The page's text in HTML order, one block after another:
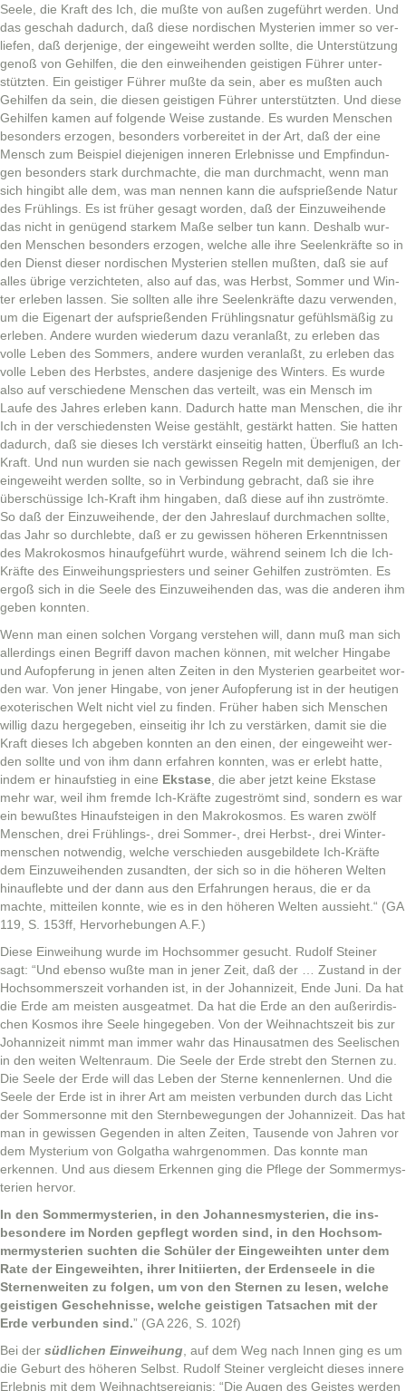
Seele, die Kraft des Ich, die mußte von außen zuge­führt wer­den. Und
das geschah dadurch, daß diese nordis­chen Mys­te­rien immer so ver­
liefen, daß der­jenige, der eingewei­ht wer­den sollte, die Unter­stützung
genoß von Gehil­fen, die den ein­wei­hen­den geisti­gen Führer unter­
stützten. Ein geistiger Führer mußte da sein, aber es mußten auch
Gehil­fen da sein, die diesen geisti­gen Führer unter­stützten. Und diese
Gehil­fen kamen auf fol­gende Weise zus­tande. Es wur­den Men­schen
beson­ders erzo­gen, beson­ders vor­bere­it­et in der Art, daß der eine
Men­sch zum Beispiel diejeni­gen inneren Erleb­nisse und Empfind­un­
gen beson­ders stark durch­machte, die man durch­macht, wenn man
sich hin­gibt alle dem, was man nen­nen kann die auf­s­prießende Natur
des Früh­lings. Es ist früher gesagt wor­den, daß der Einzuwei­hende
das nicht in genü­gend starkem Maße sel­ber tun kann. Deshalb wur­
den Men­schen beson­ders erzo­gen, welche alle ihre See­lenkräfte so in
den Dienst dieser nordis­chen Mys­te­rien stellen mußten, daß sie auf
alles übrige verzichteten, also auf das, was Herb­st, Som­mer und Win­
ter erleben lassen. Sie soll­ten alle ihre See­lenkräfte dazu ver­wen­den,
um die Eige­nart der auf­s­prießen­den Früh­lingsnatur gefühlsmäßig zu
erleben. Andere wur­den wiederum dazu ver­an­laßt, zu erleben das
volle Leben des Som­mers, andere wur­den ver­an­laßt, zu erleben das
volle Leben des Herb­stes, andere das­jenige des Win­ters. Es wurde
also auf ver­schiedene Men­schen das verteilt, was ein Men­sch im
Laufe des Jahres erleben kann. Dadurch hat­te man Men­schen, die ihr
Ich in der ver­schieden­sten Weise gestählt, gestärkt hat­ten. Sie hat­ten
dadurch, daß sie dieses Ich ver­stärkt ein­seit­ig hat­ten, Über­fluß an Ich-
Kraft. Und nun wur­den sie nach gewis­sen Regeln mit dem­jeni­gen, der
eingewei­ht wer­den sollte, so in Verbindung gebracht, daß sie ihre
über­schüs­sige Ich-Kraft ihm hingaben, daß diese auf ihn zus­trömte.
So daß der Einzuwei­hende, der den Jahres­lauf durch­machen sollte,
das Jahr so durch­lebte, daß er zu gewis­sen höheren Erken­nt­nis­sen
des Makrokos­mos hin­aufge­führt wurde, während seinem Ich die Ich-
Kräfte des Ein­wei­hung­s­priesters und sein­er Gehil­fen zus­trömten. Es
ergoß sich in die Seele des Einzuwei­hen­den das, was die anderen ihm
geben konnten.
Wenn man einen solchen Vor­gang ver­ste­hen will, dann muß man sich
allerd­ings einen Begriff davon machen kön­nen, mit welch­er Hingabe
und Aufopfer­ung in jenen alten Zeit­en in den Mys­te­rien gear­beit­et wor­
den war. Von jen­er Hingabe, von jen­er Aufopfer­ung ist in der heuti­gen
exo­ter­ischen Welt nicht viel zu find­en. Früher haben sich Men­schen
willig dazu hergegeben, ein­seit­ig ihr Ich zu ver­stärken, damit sie die
Kraft dieses Ich abgeben kon­nten an den einen, der eingewei­ht wer­
den sollte und von ihm dann erfahren kon­nten, was er erlebt hat­te,
indem er hin­auf­stieg in eine Ekstase, die aber jet­zt keine Ekstase
mehr war, weil ihm fremde Ich-Kräfte zugeströmt sind, son­dern es war
ein bewußtes Hin­auf­steigen in den Makrokos­mos. Es waren zwölf
Men­schen, drei Frühlings‑, drei Sommer‑, drei Herbst‑, drei Win­ter­
men­schen notwendig, welche ver­schieden aus­ge­bildete Ich-Kräfte
dem Einzuwei­hen­den zusandten, der sich so in die höheren Wel­ten
hin­au­flebte und der dann aus den Erfahrun­gen her­aus, die er da
machte, mit­teilen kon­nte, wie es in den höheren Wel­ten aussieht.“ (GA
119, S. 153ff, Her­vorhe­bun­gen A.F.)
Diese Ein­wei­hung wurde im Hochsom­mer gesucht. Rudolf Stein­er
sagt: “Und eben­so wußte man in jen­er Zeit, daß der … Zus­tand in der
Hochsom­mer­szeit vorhan­den ist, in der Joh­an­nizeit, Ende Juni. Da hat
die Erde am meis­ten aus­geat­met. Da hat die Erde an den außerirdis­
chen Kos­mos ihre Seele hingegeben. Von der Wei­h­nacht­szeit bis zur
Joh­an­nizeit nimmt man immer wahr das Hin­ausat­men des Seel­is­chen
in den weit­en Wel­tenraum. Die Seele der Erde strebt den Ster­nen zu.
Die Seele der Erde will das Leben der Sterne ken­nen­ler­nen. Und die
Seele der Erde ist in ihrer Art am meis­ten ver­bun­den durch das Licht
der Som­mer­son­ne mit den Stern­be­we­gun­gen der Joh­an­nizeit. Das hat
man in gewis­sen Gegen­den in alten Zeit­en, Tausende von Jahren vor
dem Mys­teri­um von Gol­gatha wahrgenom­men. Das kon­nte man
erken­nen. Und aus diesem Erken­nen ging die Pflege der Som­mermys­
te­rien hervor.
In den Som­mermys­te­rien, in den Johan­nes­mys­te­rien, die ins­
beson­dere im Nor­den gepflegt wor­den sind, in den Hochsom­
mermys­te­rien sucht­en die Schüler der Eingewei­ht­en unter dem
Rate der Eingewei­ht­en, ihrer Ini­ti­ierten, der Erdenseele in die
Ster­nen­weit­en zu fol­gen, um von den Ster­nen zu lesen, welche
geisti­gen Geschehnisse, welche geisti­gen Tat­sachen mit der
Erde ver­bun­den sind.” (GA 226, S. 102f)
Bei der südlichen Ein­wei­hung, auf dem Weg nach Innen ging es um
die Geburt des höheren Selb­st. Rudolf Stein­er ver­gle­icht dieses innere
Erleb­nis mit dem Wei­h­nacht­sereig­nis: “Die Augen des Geistes wer­den